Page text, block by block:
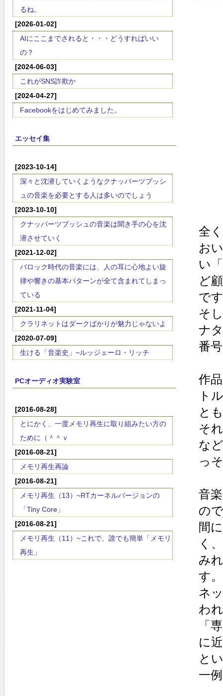
るね。
[2026-01-02]
AIにここまでされると・・・どうすればいい
の？
[2024-06-03]
これがSNS詐欺か
[2024-04-27]
Facebookをはじめてみました。
エッセイ集
[2023-10-14]
深々と沈潜していくようなクナッパーツブッシ
ュの音楽を必要とする人は多いのでしょう
[2023-10-10]
クナッパーツブッシュの音楽は聞き手の心を沈
潜させていく
[2021-12-02]
バロック時代の音楽には、人の耳に心地よい旋
律や響きの基本パターンが全て含まれてしまっ
ている
[2021-11-04]
クラリネットはダークばかりが魅力じゃないよ
[2020-07-09]
生ける「音楽史」~ルッジェーロ・リッチ
PCオーディオ実験室
[2016-08-28]
とにかく、一度メモリ再生に取り組みたい方の
ために（＾＾ｖ
[2016-08-21]
メモリ再生再論
[2016-08-21]
メモリ再生（13）~RTカーネルバージョンの
「Tiny Core」
[2016-08-21]
メモリ再生（11）~これで、誰でも簡単「メモリ
再生」
全
お
い
ど
で
そ
ナ
番
作
ト
と
そ
な
っ
音
の
間
く
み
す。
ネ
わ
「
に
と
一